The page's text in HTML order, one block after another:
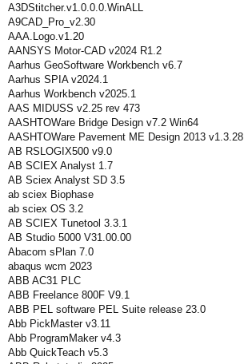
A3DStitcher.v1.0.0.0.WinALL
A9CAD_Pro_v2.30
AAA.Logo.v1.20
AANSYS Motor-CAD v2024 R1.2
Aarhus GeoSoftware Workbench v6.7
Aarhus SPIA v2024.1
Aarhus Workbench v2025.1
AAS MIDUSS v2.25 rev 473
AASHTOWare Bridge Design v7.2 Win64
AASHTOWare Pavement ME Design 2013 v1.3.28
AB RSLOGIX500 v9.0
AB SCIEX Analyst 1.7
AB Sciex Analyst SD 3.5
ab sciex Biophase
ab sciex OS 3.2
AB SCIEX Tunetool 3.3.1
AB Studio 5000 V31.00.00
Abacom sPlan 7.0
abaqus wcm 2023
ABB AC31 PLC
ABB Freelance 800F V9.1
ABB PEL software PEL Suite release 23.0
Abb PickMaster v3.11
Abb ProgramMaker v4.3
Abb QuickTeach v5.3